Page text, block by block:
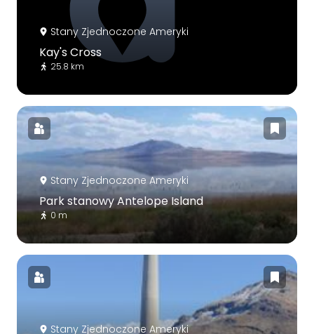
Stany Zjednoczone Ameryki
Kay's Cross
25.8 km
Stany Zjednoczone Ameryki
Park stanowy Antelope Island
0 m
Stany Zjednoczone Ameryki